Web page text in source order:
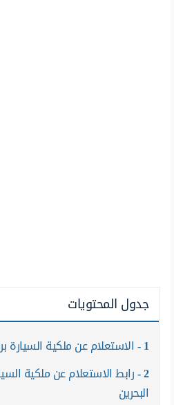
جدول المحتويات
1 الاستعلام عن ملكية السيارة
2 رابط الاستعلام عن ملكية
البحرين